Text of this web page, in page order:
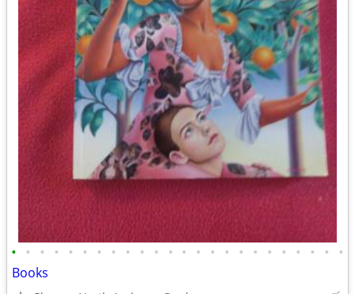
• • • • • • • • • • • • • • • • • • • • • • • •
Books